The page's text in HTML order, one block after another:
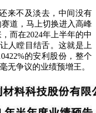
来不及淡去，中间没有
道，马上切换进入高峰
而在2024年上半年的中
人瞠目结舌。这就是上
的安利股份，整个
无争议的业绩预增王。